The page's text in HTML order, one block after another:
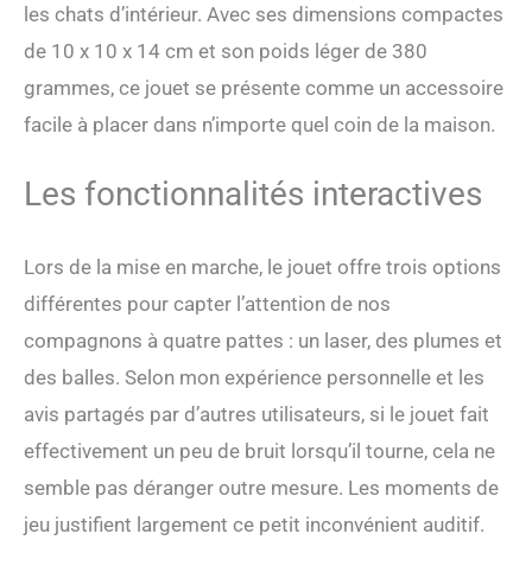
plus longtemps qu’un
simple jouet suspendu fixe.
Intelligente - Pensé pour des
jeux chat plus équilibrés, le
minutes, puis relance un
à garder l’effet de
nouveauté tout en évitant
Fixation Stable Et
Adaptable - Ce jouet
un crochet à ressort avec
embouts antidérapants,
de porte jusqu’à 14 cm
d’épaisseur. Il peut aussi
les chats d’intérieur. Avec ses dimensions compactes
de 10 x 10 x 14 cm et son poids léger de 380
grammes, ce jouet se présente comme un accessoire
facile à placer dans n’importe quel coin de la maison.
Les fonctionnalités interactives
Lors de la mise en marche, le jouet offre trois options
différentes pour capter l’attention de nos
compagnons à quatre pattes : un laser, des plumes et
des balles. Selon mon expérience personnelle et les
avis partagés par d’autres utilisateurs, si le jouet fait
effectivement un peu de bruit lorsqu’il tourne, cela ne
semble pas déranger outre mesure. Les moments de
jeu justifient largement ce petit inconvénient auditif.